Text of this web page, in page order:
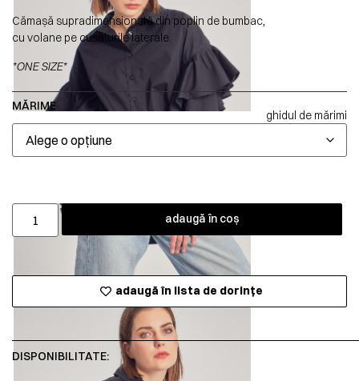
Cămașă supradimensionată din poplin de bumbac,
cu volane pe cusăturile laterale.
*ONE SIZE*
MĂRIME
ghidul de mărimi
adaugă în coș
adaugă în lista de dorințe
DISPONIBILITATE: